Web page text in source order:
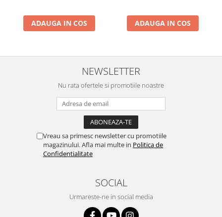
ADAUGA IN COS ADAUGA IN COS
NEWSLETTER
Nu rata ofertele si promotiile noastre
Vreau sa primesc newsletter cu promotiile
magazinului. Afla mai multe in Politica de
Confidentialitate
SOCIAL
Urmareste-ne in social media